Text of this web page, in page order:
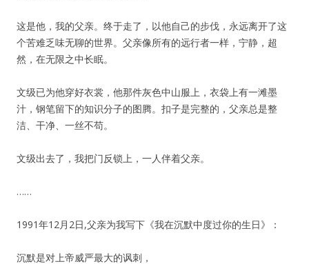
这是他，我的父亲。终于走了，以他自己的步伐，永远离开了这
个苦难乏味无聊的世界。父亲像所有的远行者一样，宁静，超
然，在无限之中长眠。
文级已为他穿好衣裳，他那件灰色中山服上，衣袋上有一滩墨
汁，钢笔留下的知识分子的图腾。扣子是完整的，父亲总是整
洁、干净、一丝不苟。
文级出去了，我把门反锁上，一人伴着父亲。
……
1991年12月2日,父亲为我写下《我在沉默中度过你的生日》：
沉默是对上帝威严最大的讽刺，